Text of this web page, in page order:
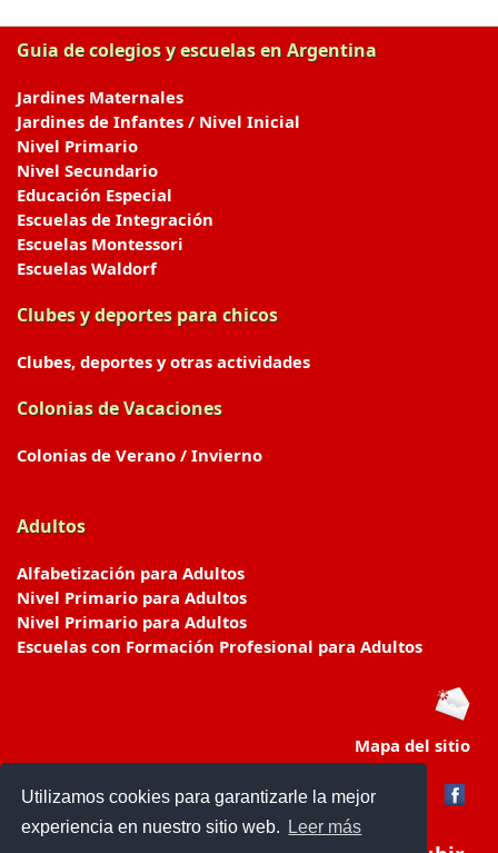
Utilizamos cookies para garantizarle la mejor
experiencia en nuestro sitio web.
Leer más
Guia de colegios y escuelas en Argentina
Jardines Maternales
Jardines de Infantes / Nivel Inicial
Nivel Primario
Nivel Secundario
Educación Especial
Escuelas de Integración
Escuelas Montessori
Escuelas Waldorf
Clubes y deportes para chicos
Clubes, deportes y otras actividades
Colonias de Vacaciones
Colonias de Verano / Invierno
Adultos
Alfabetización para Adultos
Nivel Primario para Adultos
Nivel Primario para Adultos
Escuelas con Formación Profesional para Adultos
Mapa del sitio